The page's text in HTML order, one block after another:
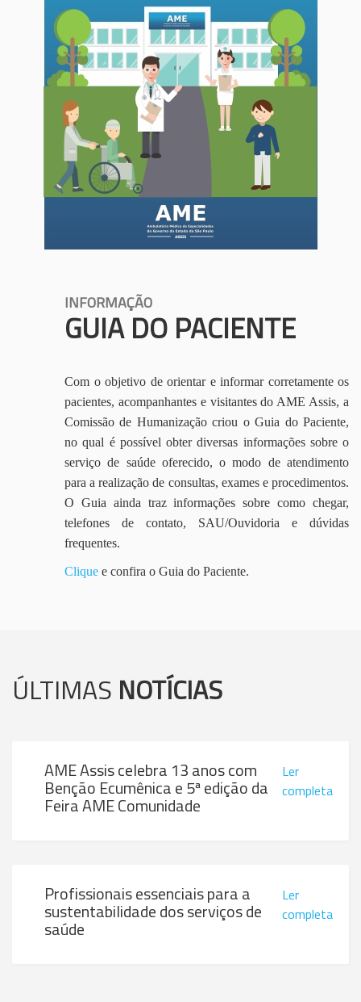
INFORMAÇÃO
GUIA DO PACIENTE
Com o objetivo de orientar e informar corretamente os
pacientes, acompanhantes e visitantes do AME Assis, a
Comissão de Humanização criou o Guia do Paciente,
no qual é possível obter diversas informações sobre o
serviço de saúde oferecido, o modo de atendimento
para a realização de consultas, exames e procedimentos.
O Guia ainda traz informações sobre como chegar,
telefones de contato, SAU/Ouvidoria e dúvidas
frequentes.
Clique e confira o Guia do Paciente.
ÚLTIMAS NOTÍCIAS
AME Assis celebra 13 anos com
Benção Ecumênica e 5ª edição da
Feira AME Comunidade
Ler
completa
Profissionais essenciais para a
sustentabilidade dos serviços de
saúde
Ler
completa